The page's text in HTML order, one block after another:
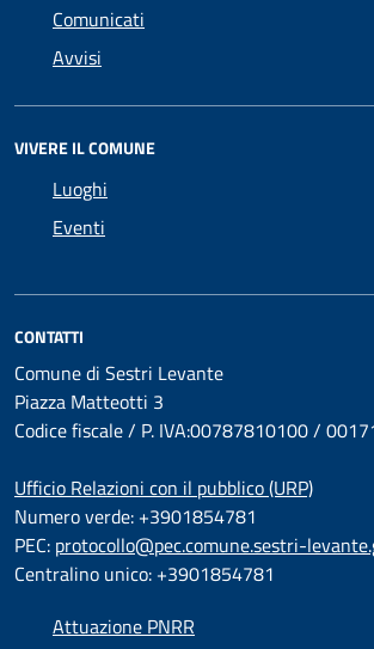
Comunicati
Avvisi
VIVERE IL COMUNE
Luoghi
Eventi
CONTATTI
Comune di Sestri Levante
Piazza Matteotti 3
Codice fiscale / P. IVA:00787810100 /
Ufficio Relazioni con il pubblico (URP)
Numero verde: +3901854781
PEC: protocollo@pec.comune.sestri-
Centralino unico: +3901854781
Attuazione PNRR